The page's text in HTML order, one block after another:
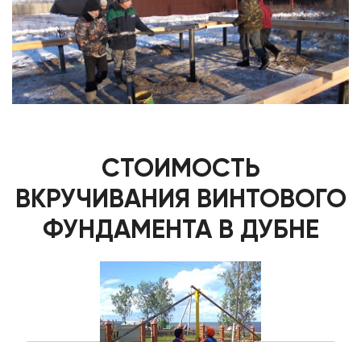
СТОИМОСТЬ
ВКРУЧИВАНИЯ ВИНТОВОГО
ФУНДАМЕНТА В ДУБНЕ